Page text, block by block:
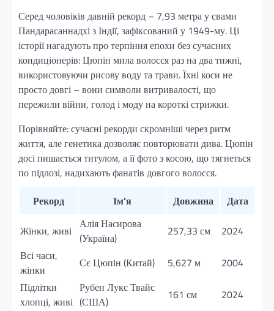
Серед чоловіків давній рекорд – 7,93 метра у свами
Пандарасаннадхі з Індії, зафіксований у 1949-му. Ці
історії нагадують про терпіння епохи без сучасних
кондиціонерів: Цюпін мила волосся раз на два тижні,
використовуючи рисову воду та трави. Їхні коси не
просто довгі – вони символи витривалості, що
пережили війни, голод і моду на короткі стрижки.
Порівняйте: сучасні рекорди скромніші через ритм
життя, але генетика дозволяє повторювати дива. Цюпін
досі пишається титулом, а її фото з косою, що тягнеться
по підлозі, надихають фанатів довгого волосся.
Рекорд
Ім’я Довжина Дата
Жінки, живі Алія Насирова
(Україна)
257,33 см
2024
Всі часи,
жінки
Сє Цюпін (Китай) 5,627 м
2004
Підлітки
хлопці, живі
Рубен Лукс Твайс
(США)
161 см 2024